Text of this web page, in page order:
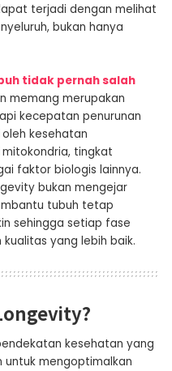
terjadi dengan melihat
bukan hanya
tidak pernah salah
memang merupakan
kecepatan penurunan
kesehatan
tingkat
faktor biologis lainnya.
bukan mengejar
tubuh tetap
sehingga setiap fase
yang lebih baik.
kesehatan yang
untuk mengoptimalkan